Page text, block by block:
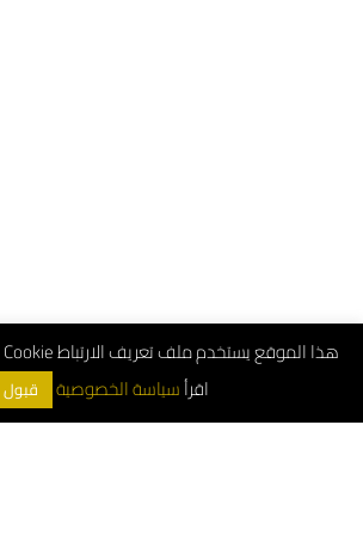
اقرأسياسة الخصوصية قبول